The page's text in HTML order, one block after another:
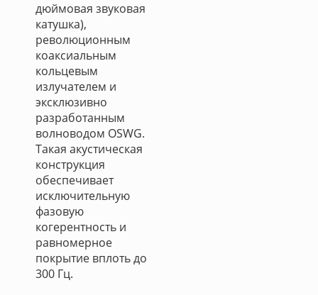
дюймовая звуковая
катушка),
революционным
коаксиальным
кольцевым
излучателем и
эксклюзивно
разработанным
волноводом OSWG.
Такая акустическая
конструкция
обеспечивает
исключительную
фазовую
когерентность и
равномерное
покрытие вплоть до
300 Гц.